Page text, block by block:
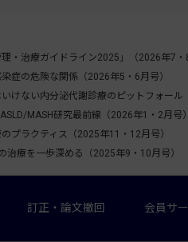
理・治療ガイドライン2025」（2026年7・
症の危険な関係（2026年5・6月号）
けない内分泌代謝診療のピットフォール
MASH研究最前線（2026年1・2月号）
プラクティス（2025年11・12月号）
治療を一歩深める（2025年9・10月号）
訂正・論文撤回 会員サ